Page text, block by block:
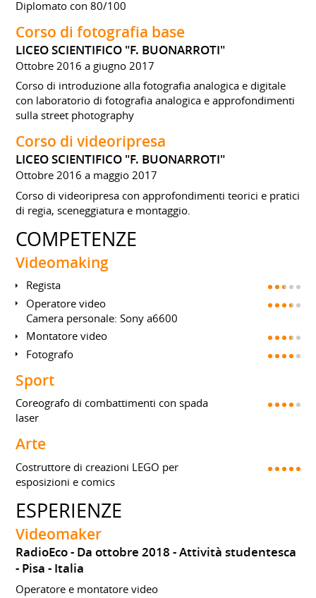
Diplomato con 80/100
Corso di fotografia base
LICEO SCIENTIFICO "F. BUONARROTI"
Ottobre 2016 a giugno 2017
Corso di introduzione alla fotografia analogica e digitale
con laboratorio di fotografia analogica e approfondimenti
sulla street photography
Corso di videoripresa
LICEO SCIENTIFICO "F. BUONARROTI"
Ottobre 2016 a maggio 2017
Corso di videoripresa con approfondimenti teorici e pratici
di regia, sceneggiatura e montaggio.
COMPETENZE
Videomaking
Regista
Operatore video
Camera personale: Sony a6600
Montatore video
Fotografo
Sport
Coreografo di combattimenti con spada
laser
Arte
Costruttore di creazioni LEGO per
esposizioni e comics
ESPERIENZE
Videomaker
RadioEco Da ottobre 2018 Attività studentesca
Pisa
Italia
Operatore e montatore video